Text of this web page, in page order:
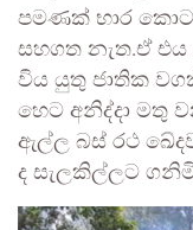
පමණක් භාර
සහගත නැත.ඒ
විය යුතු ජාතික
හෙට අනිද්දා මතු
ඇල්ල බස් රථ
ද සැලකිල්ලට